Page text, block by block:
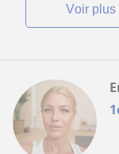
voir plus